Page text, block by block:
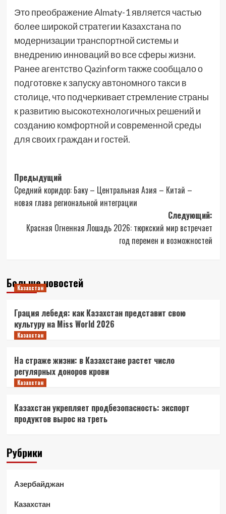
Это преображение Almaty-1 является частью
более широкой стратегии Казахстана по
модернизации транспортной системы и
внедрению инноваций во все сферы жизни.
Ранее агентство Qazinform также сообщало о
подготовке к запуску автономного такси в
столице, что подчеркивает стремление страны
к развитию высокотехнологичных решений и
созданию комфортной и современной среды
для своих граждан и гостей.
Навигация
записи
Предыдущий
Средний коридор: Баку – Центральная Азия – Китай –
новая глава региональной интеграции
Следующий:
Красная Огненная Лошадь 2026: тюркский мир встречает
год перемен и возможностей
Больше новостей
Казахстан
Грация лебедя: как Казахстан представит свою
культуру на Miss World 2026
Казахстан
На страже жизни: в Казахстане растет число
регулярных доноров крови
Казахстан
Казахстан укрепляет продбезопасность: экспорт
продуктов вырос на треть
Рубрики
Азербайджан
Казахстан